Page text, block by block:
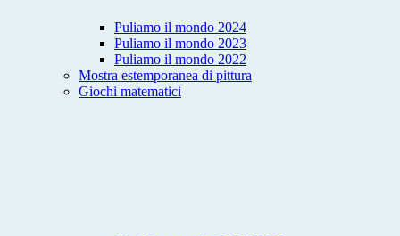
Puliamo il mondo 2024
Puliamo il mondo 2023
Puliamo il mondo 2022
Mostra estemporanea di pittura
Giochi matematici